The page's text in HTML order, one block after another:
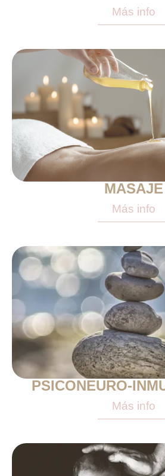
Más info
MASAJE
Más info
PSICONEURO-
Más info